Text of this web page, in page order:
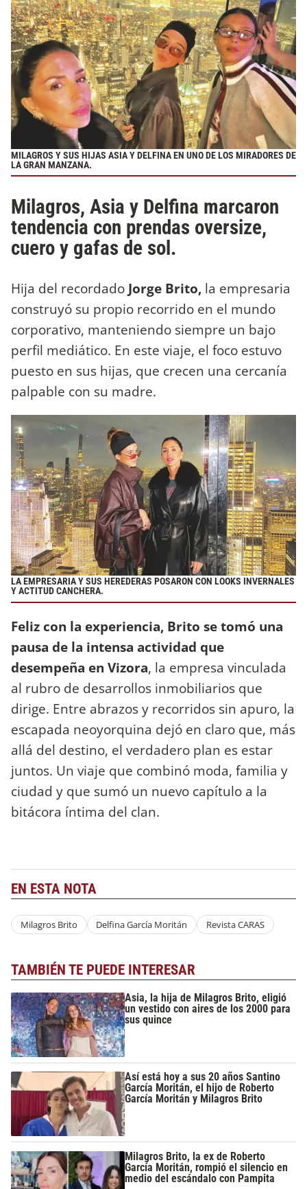
MILAGROS Y SUS HIJAS ASIA Y DELFINA EN UNO DE LOS MIRADORES DE
LA GRAN MANZANA.
Milagros, Asia y Delfina marcaron
tendencia con prendas oversize,
cuero y gafas de sol.
Hija del recordado Jorge Brito, la empresaria
construyó su propio recorrido en el mundo
corporativo, manteniendo siempre un bajo
perfil mediático. En este viaje, el foco estuvo
puesto en sus hijas, que crecen una cercanía
palpable con su madre.
LA EMPRESARIA Y SUS HEREDERAS POSARON CON LOOKS INVERNALES
Y ACTITUD CANCHERA.
Feliz con la experiencia, Brito se tomó una
pausa de la intensa actividad que
desempeña en Vizora, la empresa vinculada
al rubro de desarrollos inmobiliarios que
dirige. Entre abrazos y recorridos sin apuro, la
escapada neoyorquina dejó en claro que, más
allá del destino, el verdadero plan es estar
juntos. Un viaje que combinó moda, familia y
ciudad y que sumó un nuevo capítulo a la
bitácora íntima del clan.
EN ESTA NOTA
Milagros Brito Delfina García Moritán Revista CARAS
TAMBIÉN TE PUEDE INTERESAR
Asia, la hija de Milagros Brito, eligió
un vestido con aires de los 2000 para
sus quince
Así está hoy a sus 20 años Santino
García Moritán, el hijo de Roberto
García Moritán y Milagros Brito
Milagros Brito, la ex de Roberto
García Moritán, rompió el silencio en
medio del escándalo con Pampita